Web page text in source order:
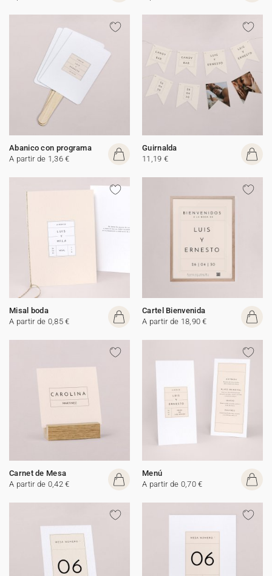
Abanico con programa
A partir de 1,36 €
Guirnalda
11,19 €
Misal boda
A partir de 0,85 €
Cartel Bienvenida
A partir de 18,90 €
Carnet de Mesa
A partir de 0,42 €
Menú
A partir de 0,70 €